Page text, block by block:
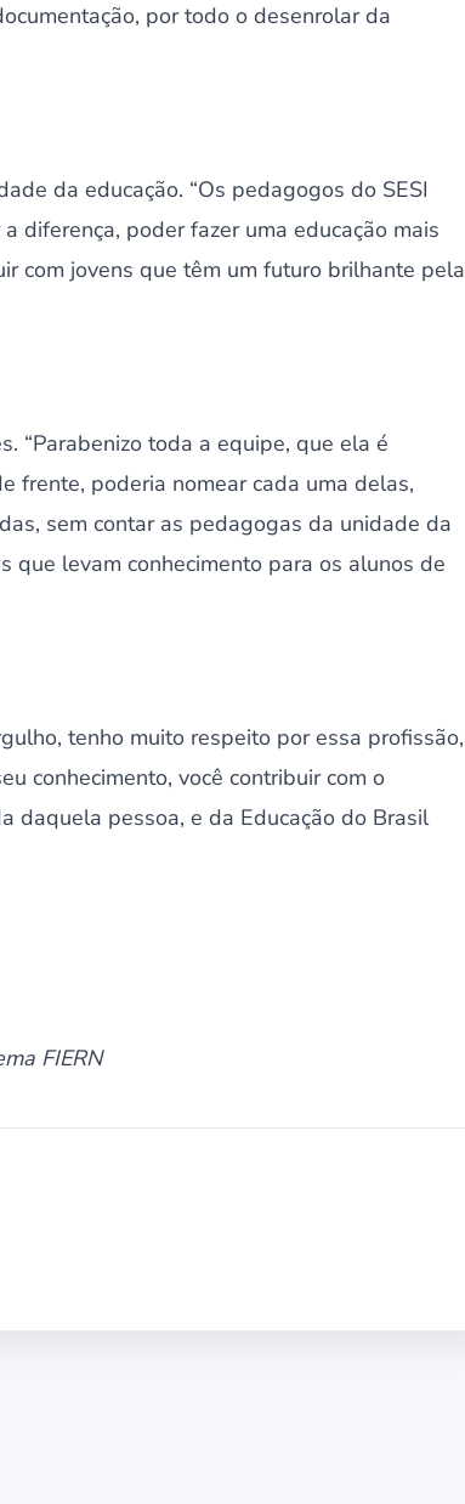
por todo o desenrolar da
da educação. “Os pedagogos do SESI
diferença, poder fazer uma educação mais
com jovens que têm um futuro brilhante pela
“Parabenizo toda a equipe, que ela é
frente, poderia nomear cada uma delas,
sem contar as pedagogas da unidade da
que levam conhecimento para os alunos de
tenho muito respeito por essa profissão,
conhecimento, você contribuir com o
daquela pessoa, e da Educação do Brasil
FIERN